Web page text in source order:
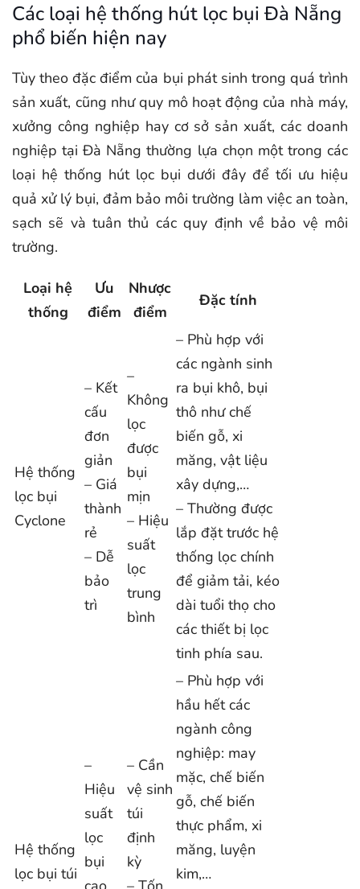
Các loại hệ thống hút lọc bụi Đà Nẵng
phổ biến hiện nay
Tùy theo đặc điểm của bụi phát sinh trong quá trình
sản xuất, cũng như quy mô hoạt động của nhà máy,
xưởng công nghiệp hay cơ sở sản xuất, các doanh
nghiệp tại Đà Nẵng thường lựa chọn một trong các
loại hệ thống hút lọc bụi dưới đây để tối ưu hiệu
quả xử lý bụi, đảm bảo môi trường làm việc an toàn,
sạch sẽ và tuân thủ các quy định về bảo vệ môi
trường.
Loại hệ
thống
Ưu
điểm
Nhược
điểm
Đặc tính
Hệ thống
lọc bụi
Cyclone
– Kết
cấu
đơn
giản
– Giá
thành
rẻ
– Dễ
bảo
trì
–
Không
lọc
được
bụi
mịn
– Hiệu
suất
lọc
trung
bình
– Phù hợp với
các ngành sinh
ra bụi khô, bụi
thô như chế
biến gỗ, xi
măng, vật liệu
xây dựng,…
– Thường được
lắp đặt trước hệ
thống lọc chính
để giảm tải, kéo
dài tuổi thọ cho
các thiết bị lọc
tinh phía sau.
Hệ thống
lọc bụi túi
–
Hiệu
suất
lọc
bụi
– Cần
vệ sinh
túi
định
kỳ
– Phù hợp với
hầu hết các
ngành công
nghiệp: may
mặc, chế biến
gỗ, chế biến
thực phẩm, xi
măng, luyện
kim,…